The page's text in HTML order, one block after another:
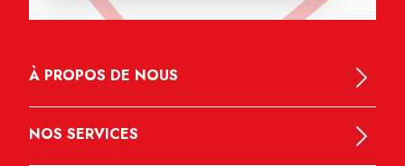
À PROPOS DE NOUS
NOS SERVICES